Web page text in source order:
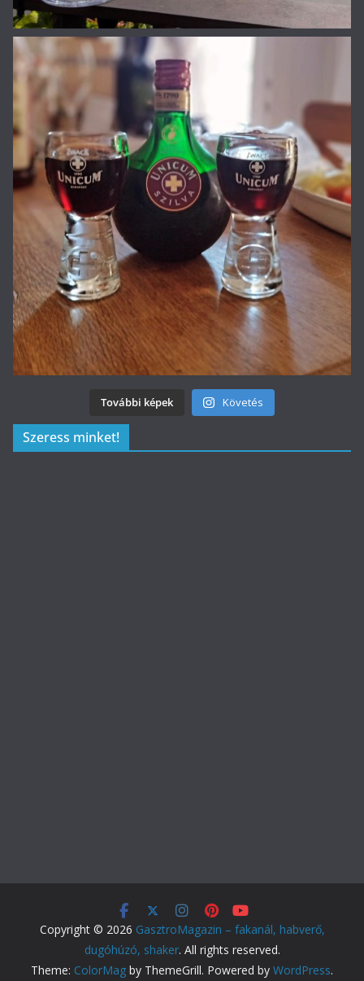
További képek Követés
Szeress minket!
Copyright © 2026 GasztroMagazin – fakanál, habverő,
dugóhúzó, shaker. All rights reserved.
Theme: ColorMag by ThemeGrill. Powered by WordPress.